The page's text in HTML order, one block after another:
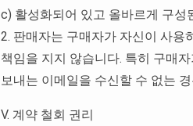
c) 활성화되어 있고 올바르게 구성
2. 판매자는 구매자가 자신이 사용
책임을 지지 않습니다. 특히 구매
보내는 이메일을 수신할 수 없는
V. 계약 철회 권리